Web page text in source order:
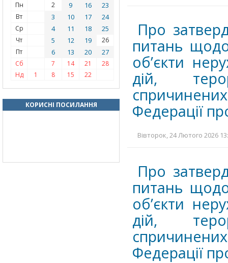
Пн 2 9 16 23
Вт 3 10 17 24
Ср 4 11 18 25
Чт 5 12 19
26
Пт
6 13 20 27
Сб 7 14 21
28
Нд
1 8 15 22
КОРИСНІ ПОСИЛАННЯ
Про
питань
об’єкти
дій,
Федерації
Вівторок, 24 Лютого 2026
Про
питань
об’єкти
дій,
Федерації